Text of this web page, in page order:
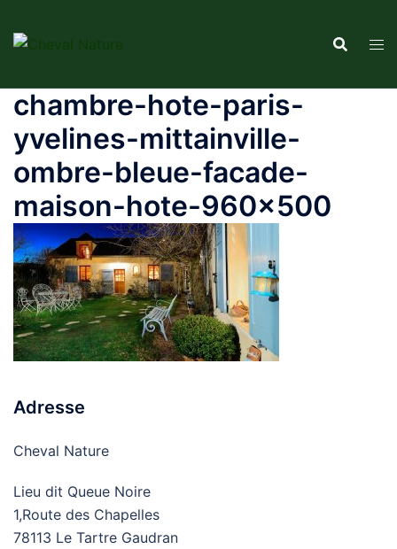
au
chambre-hote-paris-
yvelines-mittainville-
ombre-bleue-facade-
maison-hote-960×500
Adresse
Cheval Nature
Lieu dit Queue Noire
1,Route des Chapelles
78113 Le Tartre Gaudran